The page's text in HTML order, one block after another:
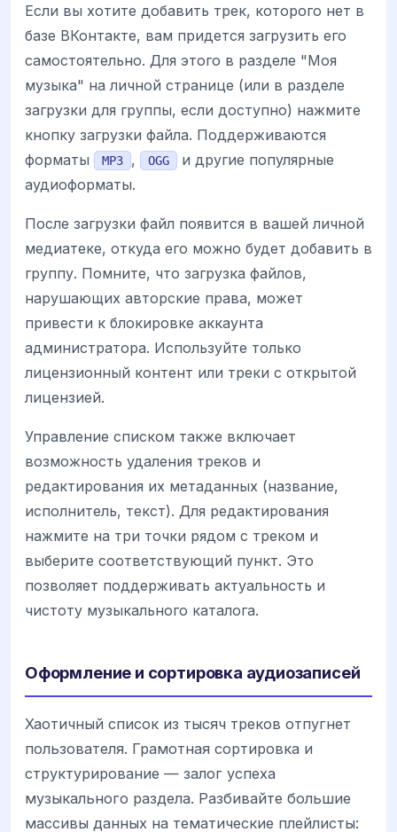
Если вы хотите добавить трек, которого нет в
базе ВКонтакте, вам придется загрузить его
самостоятельно. Для этого в разделе "Моя
музыка" на личной странице (или в разделе
загрузки для группы, если доступно) нажмите
кнопку загрузки файла. Поддерживаются
форматы
MP3 , OGG
и другие популярные
аудиоформаты.
После загрузки файл появится в вашей личной
медиатеке, откуда его можно будет добавить в
группу. Помните, что загрузка файлов,
нарушающих авторские права, может
привести к блокировке аккаунта
администратора. Используйте только
лицензионный контент или треки с открытой
лицензией.
Управление списком также включает
возможность удаления треков и
редактирования их метаданных (название,
исполнитель, текст). Для редактирования
нажмите на три точки рядом с треком и
выберите соответствующий пункт. Это
позволяет поддерживать актуальность и
чистоту музыкального каталога.
Оформление и сортировка аудиозаписей
Хаотичный список из тысяч треков отпугнет
пользователя. Грамотная сортировка и
структурирование — залог успеха
музыкального раздела. Разбивайте большие
массивы данных на тематические плейлисты: